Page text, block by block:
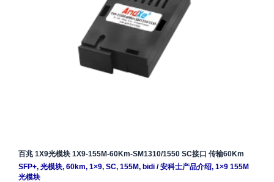
百兆 1X9光模块 1X9-155M-60Km-SM1310/1550 SC接口 传输60Km
SFP+, 光模块, 60km, 1×9, SC, 155M, bidi/安科士产品介绍, 1×9 155M
光模块